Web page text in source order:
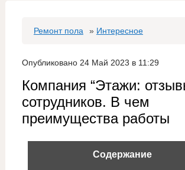
Ремонт пола » Интересное
Опубликовано 24 Май 2023 в 11:29
Компания “Этажи:
сотрудников. В чем
преимущества работы
Содержание